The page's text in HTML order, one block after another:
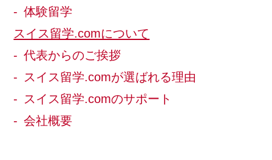
体験留学
スイス留学.comについて
代表からのご挨拶
スイス留学.comが選ばれる理由
スイス留学.comのサポート
会社概要